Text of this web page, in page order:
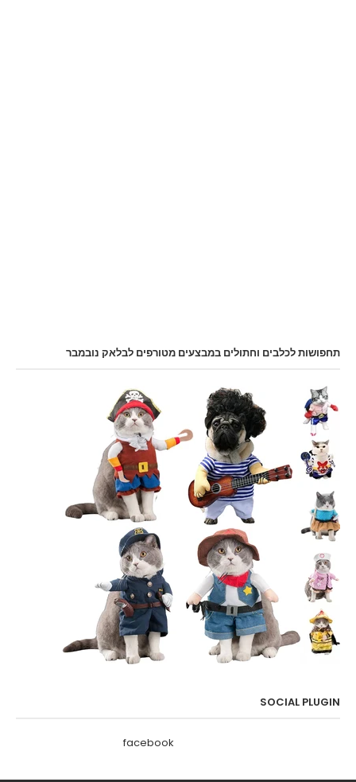
תחפושות לכלבים וחתולים במבצעים מטורפים לבלאק נובמבר
SOCIAL PLUGIN
facebook